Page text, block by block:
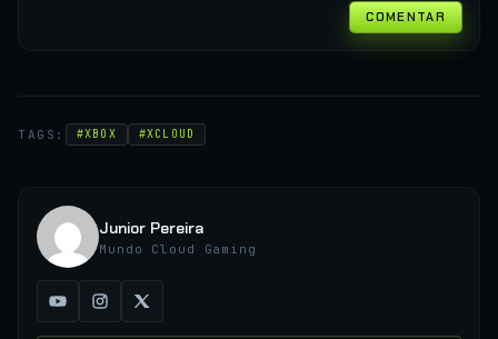
COMENTAR
TAGS: #XBOX #XCLOUD
Junior Pereira
Mundo Cloud Gaming